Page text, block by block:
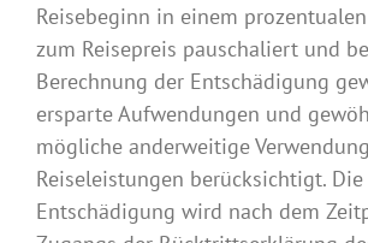
Reisebeginn in einem
zum Reisepreis pauschaliert und
Berechnung der Entschädigung
ersparte Aufwendungen und
mögliche anderweitige
Reiseleistungen berücksichtigt. Die
Entschädigung wird nach dem